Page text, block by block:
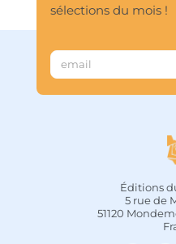
vitalité et la variété de
sélections du mois !
Éditions
5 rue de
51120